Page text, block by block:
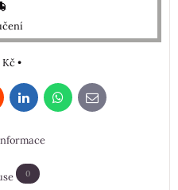
Kč•
LinkedInWhatsApp
E-
mail
0